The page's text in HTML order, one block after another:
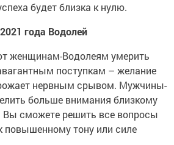
будет близка к нулю.
года Водолей
женщинам-Водолеям умерить
поступкам – желание
нервным срывом. Мужчины-
больше внимания близкому
Вы сможете решить все вопросы
повышенному тону или силе